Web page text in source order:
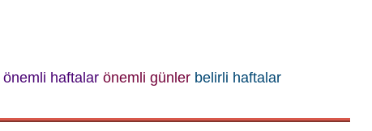
önemli haftalar önemli günler belirli haftalar